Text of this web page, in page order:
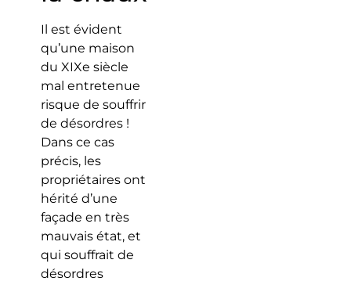
Il est évident
qu’une maison
du XIXe siècle
mal entretenue
risque de souffrir
de désordres !
Dans ce cas
précis, les
propriétaires ont
hérité d’une
façade en très
mauvais état, et
qui souffrait de
désordres